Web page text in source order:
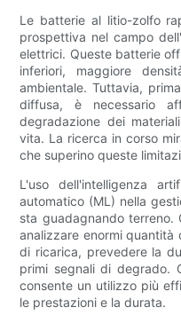
Le batterie al litio-zolfo
prospettiva nel campo
elettrici. Queste batterie
inferiori, maggiore
ambientale. Tuttavia,
diffusa, è necessario
degradazione dei
vita. La ricerca in corso
che superino queste
L'uso dell'intelligenza
automatico (ML) nella
sta guadagnando terreno.
analizzare enormi
di ricarica, prevedere la
primi segnali di degrado.
consente un utilizzo più
le prestazioni e la durata.